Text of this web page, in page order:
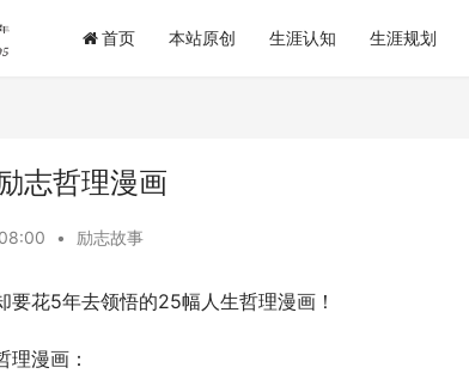
首页 本站原创 生涯认知 生涯规划
志哲理漫画
• 励志故事
要花5年去领悟的25幅人生哲理漫画！
理漫画：